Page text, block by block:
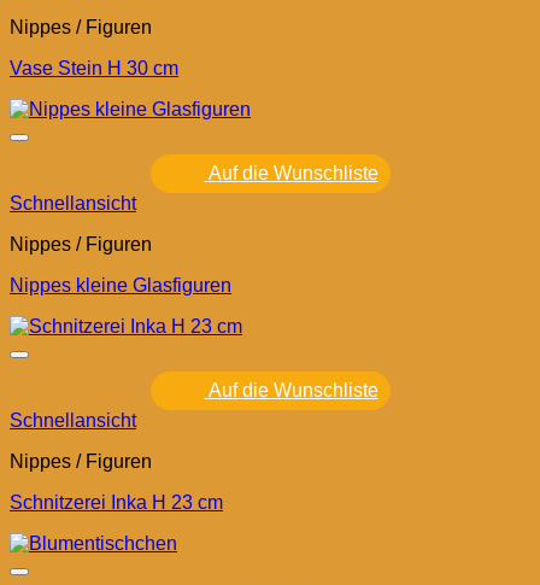
Nippes / Figuren
Vase Stein H 30 cm
Auf die Wunschliste
Schnellansicht
Nippes / Figuren
Nippes kleine Glasfiguren
Auf die Wunschliste
Schnellansicht
Nippes / Figuren
Schnitzerei Inka H 23 cm